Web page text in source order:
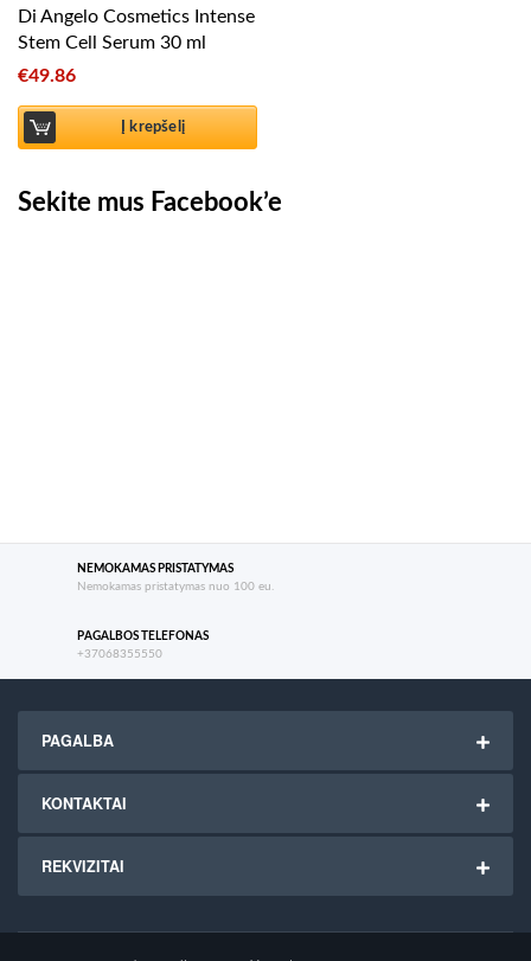
Di Angelo Cosmetics Intense
Stem Cell Serum 30 ml
€49.86
Į krepšelį
Sekite mus Facebook’e
NEMOKAMAS PRISTATYMAS
Nemokamas pristatymas nuo 100 eu.
PAGALBOS TELEFONAS
+37068355550
PAGALBA
KONTAKTAI
REKVIZITAI